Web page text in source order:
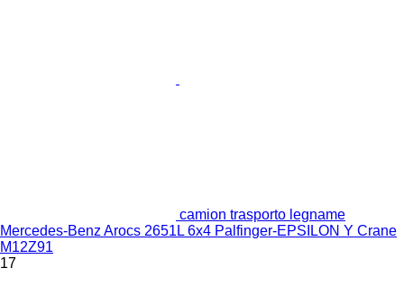
camion trasporto legname
Mercedes-Benz Arocs 2651L 6x4 Palfinger-EPSILON Y Crane
M12Z91
17